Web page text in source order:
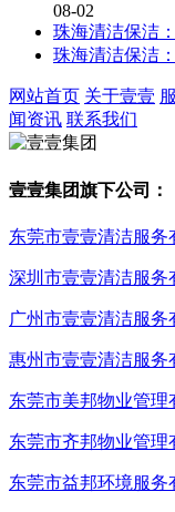
08-02
珠海清洁保洁
珠海清洁保洁
网站首页 关于壹壹
闻资讯 联系我们
壹壹集团旗下公司：
东莞市壹壹清洁服务
深圳市壹壹清洁服务
广州市壹壹清洁服务
惠州市壹壹清洁服务
东莞市美邦物业管理
东莞市齐邦物业管理
东莞市益邦环境服务